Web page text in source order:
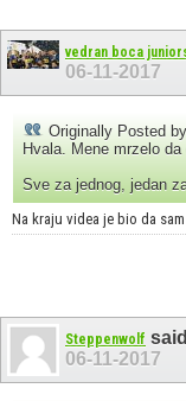
vedran boca
06-11-2017
Originally Posted by
Hvala. Mene mrzelo da
Sve za jednog, jedan
Na kraju videa je bio da
Steppenwolf
06-11-2017